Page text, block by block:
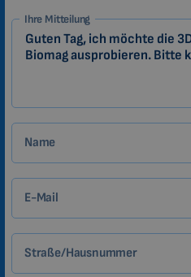
1-
DE
Zákazník
Ihre Mitteilung
Name
E-Mail
Straße/Hausnummer